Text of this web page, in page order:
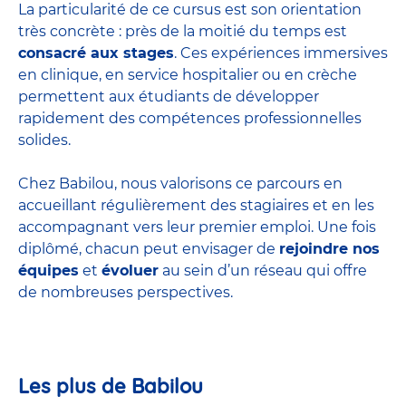
La particularité de ce cursus est son orientation
très concrète : près de la moitié du temps est
consacré aux stages. Ces expériences immersives
en clinique, en service hospitalier ou en crèche
permettent aux étudiants de développer
rapidement des compétences professionnelles
solides.
Chez Babilou, nous valorisons ce parcours en
accueillant régulièrement des stagiaires et en les
accompagnant vers leur premier emploi. Une fois
diplômé, chacun peut envisager de rejoindre nos
équipes et évoluer au sein d’un réseau qui offre
de nombreuses perspectives.
Les plus de Babilou